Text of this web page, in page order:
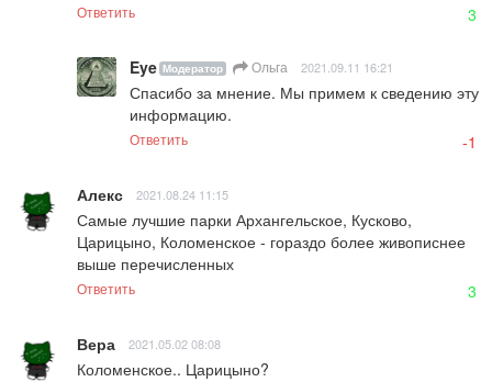
Ответить 3
Eye Модератор Ольга 2021.09.11 16:21
Спасибо за мнение. Мы примем к сведению эту
информацию.
Ответить -1
Алекс 2021.08.24 11:15
Самые лучшие парки Архангельское, Кусково,
Царицыно, Коломенское - гораздо более живописнее
выше перечисленных
Ответить 3
Вера 2021.05.02 08:08
Коломенское.. Царицыно?